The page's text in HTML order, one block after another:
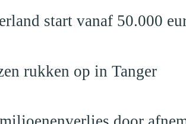
start vanaf 50.000
rukken op in Tanger